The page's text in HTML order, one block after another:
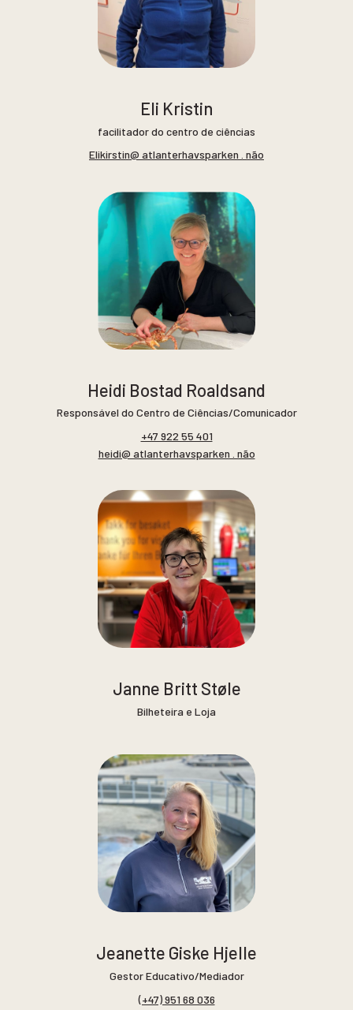
Eli Kristin
facilitador do centro de ciências
Elikirstin@ atlanterhavsparken . não
Heidi Bostad Roaldsand
Responsável do Centro de Ciências/Comunicador
+47 922 55 401
heidi@ atlanterhavsparken . não
Janne Britt Støle
Bilheteira e Loja
Jeanette Giske Hjelle
Gestor Educativo/Mediador
(+47) 951 68 036